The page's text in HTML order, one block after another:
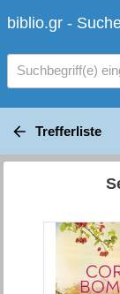
biblio.gr -
Suchbegriff(e)
Trefferliste